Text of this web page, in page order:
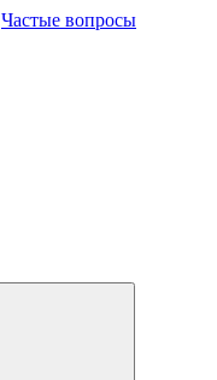
Частые вопросы